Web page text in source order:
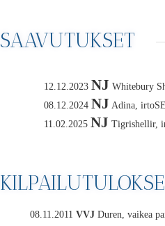
SAAVUTUKSET
12.12.2023 NJ Whitebury
08.12.2024 NJ Adina,
11.02.2025 NJ Tigrishellir,
08.11.2011 VVJDuren, vaikea